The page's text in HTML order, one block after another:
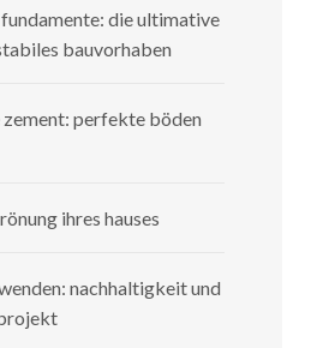
die ultimative
bauvorhaben
zement: perfekte böden
ihres hauses
nachhaltigkeit und